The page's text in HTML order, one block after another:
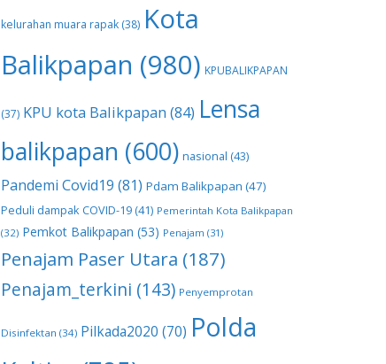
kelurahan muara rapak (38) Kota
Balikpapan (980) KPUBALIKPAPAN
(37) KPU kota Balikpapan (84) Lensa
balikpapan (600) nasional (43)
Pandemi Covid19 (81) Pdam Balikpapan (47)
Peduli dampak COVID-19 (41) Pemerintah Kota Balikpapan
(32) Pemkot Balikpapan (53) Penajam (31)
Penajam Paser Utara (187)
Penajam_terkini (143) Penyemprotan
Disinfektan (34) Pilkada2020 (70) Polda